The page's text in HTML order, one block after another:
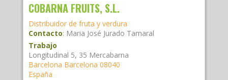
COBARNA FRUITS, S.L.
Distribuidor de fruta y verdura
Contacto: Maria José Jurado Tamaral
Trabajo
Longitudinal 5, 35 Mercabarna
Barcelona Barcelona 08040
España